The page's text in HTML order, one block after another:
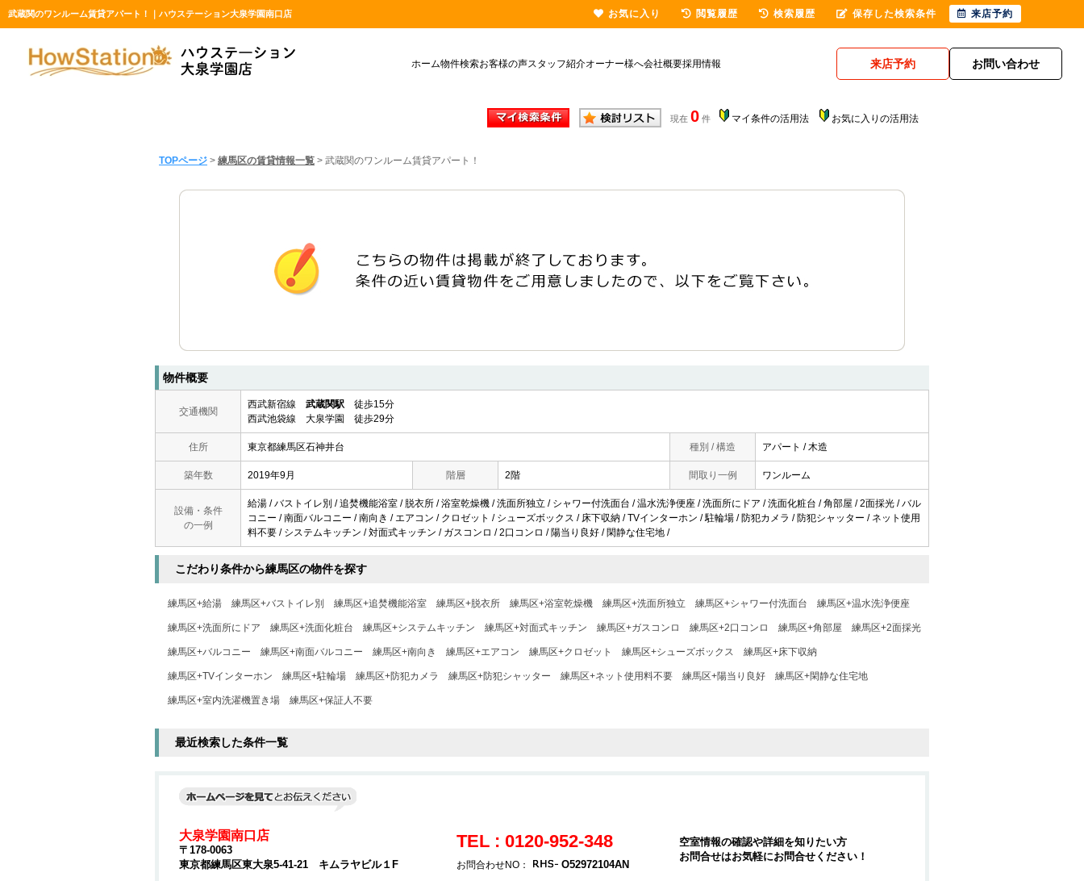
武蔵関のワンルーム賃貸アパート！｜ハウステーション大泉学園南口店
ホーム物件検索お客様の声スタッフ紹介オーナー様へ会社概要採用情報 来店予約 お問い合わせ
現在 0 件 マイ条件の活用法 お気に入りの活用法
TOPページ > 練馬区の賃貸情報一覧 > 武蔵関のワンルーム賃貸アパート！
物件概要
交通機関
西武新宿線 武蔵関駅 徒歩15分
西武池袋線 大泉学園 徒歩29分
住所 東京都練馬区石神井台 種別 / 構造 アパート / 木造
築年数 2019年9月 階層 2階 間取り一例 ワンルーム
設備・条件
の一例
給湯 / バストイレ別 / 追焚機能浴室 / 脱衣所 / 浴室乾燥機 / 洗面所独立 / シャワー付洗面台 / 温水洗浄便座 / 洗面所にドア / 洗面化粧台 / 角部屋 / 2面採光 / バル
コニー / 南面バルコニー / 南向き / エアコン / クロゼット / シューズボックス / 床下収納 / TVインターホン / 駐輪場 / 防犯カメラ / 防犯シャッター / ネット使用
料不要 / システムキッチン / 対面式キッチン / ガスコンロ / 2口コンロ / 陽当り良好 / 閑静な住宅地 /
こだわり条件から練馬区の物件を探す
練馬区+給湯 練馬区+バストイレ別 練馬区+追焚機能浴室 練馬区+脱衣所 練馬区+浴室乾燥機 練馬区+洗面所独立 練馬区+シャワー付洗面台 練馬区+温水洗浄便座
練馬区+洗面所にドア 練馬区+洗面化粧台 練馬区+システムキッチン 練馬区+対面式キッチン 練馬区+ガスコンロ 練馬区+2口コンロ 練馬区+角部屋 練馬区+2面採光
練馬区+バルコニー 練馬区+南面バルコニー 練馬区+南向き 練馬区+エアコン 練馬区+クロゼット 練馬区+シューズボックス 練馬区+床下収納
練馬区+TVインターホン 練馬区+駐輪場 練馬区+防犯カメラ 練馬区+防犯シャッター 練馬区+ネット使用料不要 練馬区+陽当り良好 練馬区+閑静な住宅地
練馬区+室内洗濯機置き場 練馬区+保証人不要
最近検索した条件一覧
大泉学園南口店
〒178-0063
東京都練馬区東大泉5-41-21 キムラヤビル１F
TEL : 0120-952-348
お問合わせNO： O52972104AN
空室情報の確認や詳細を知りたい方
お問合せはお気軽にお問合せください！
お気に入り 閲覧履歴 検索履歴 保存した検索条件 来店予約